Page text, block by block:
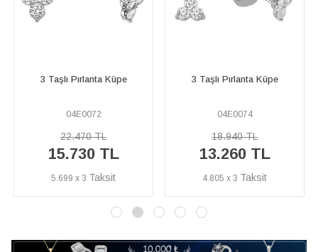
3 Taşlı Pırlanta Küpe
04E0074
18.940 TL
13.260 TL
4.805 x 3
Pırlanta Yonca Küpe
04E0075
21.210 TL
14.850 TL
5.381 x 3